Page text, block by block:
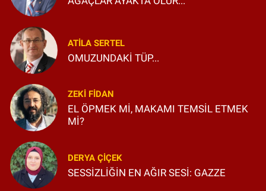
ATILA SERTEL
OMUZUNDAKİ TÜP...
ZEKI FIDAN
EL ÖPMEK Mİ, MAKAMI TEMSİL ETMEK
Mİ?
DERYA ÇIÇEK
SESSİZLİĞİN EN AĞIR SESİ: GAZZE